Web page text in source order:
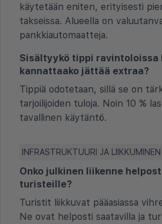
käytetään eniten, erityisesti
takseissa. Alueella on
pankkiautomaatteja.
Sisältyykö tippi ravintoloissa
kannattaako jättää extraa?
Tippiä odotetaan, sillä se on
tarjoilijoiden tuloja. Noin 10 %
tavallinen käytäntö.
INFRASTRUKTUURI JA LIIKKUMINEN
Onko julkinen liikenne
turisteille?
Turistit liikkuvat pääasiassa
Ne ovat helposti saatavilla ja